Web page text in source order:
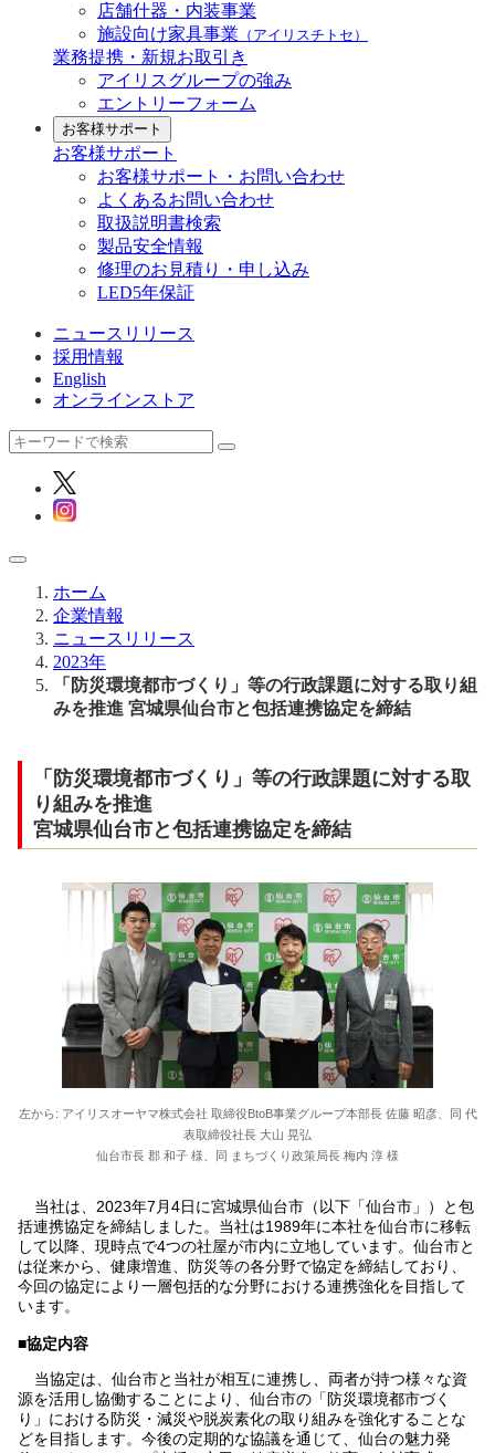
店舗什器・内装事業
施設向け家具事業 （アイリスチトセ）
業務提携・新規お取引き
アイリスグループの強み
エントリーフォーム
お客様サポート
お客様サポート
お客様サポート・お問い合わせ
よくあるお問い合わせ
取扱説明書検索
製品安全情報
修理のお見積り・申し込み
LED5年保証
ニュースリリース
採用情報
English
オンラインストア
ホーム
企業情報
ニュースリリース
2023年
「防災環境都市づくり」等の行政課題に対する取り組
みを推進 宮城県仙台市と包括連携協定を締結
「防災環境都市づくり」等の行政課題に対する取
り組みを推進
宮城県仙台市と包括連携協定を締結
左から: アイリスオーヤマ株式会社 取締役BtoB事業グループ本部長 佐藤 昭彦、同 代
表取締役社長 大山 晃弘
仙台市長 郡 和子 様、同 まちづくり政策局長 梅内 淳 様
当社は、2023年7月4日に宮城県仙台市（以下「仙台市」）と包
括連携協定を締結しました。当社は1989年に本社を仙台市に移転
して以降、現時点で4つの社屋が市内に立地しています。仙台市と
は従来から、健康増進、防災等の各分野で協定を締結しており、
今回の協定により一層包括的な分野における連携強化を目指して
います。
■協定内容
当協定は、仙台市と当社が相互に連携し、両者が持つ様々な資
源を活用し協働することにより、仙台市の「防災環境都市づく
り」における防災・減災や脱炭素化の取り組みを強化することな
どを目指します。今後の定期的な協議を通じて、仙台の魅力発